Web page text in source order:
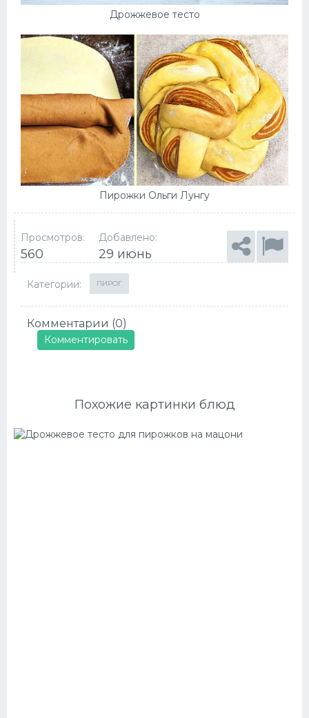
Дрожжевое тесто
Пирожки Ольги Лунгу
Просмотров:
560
Добавлено:
29 июнь
Категории: ПИРОГ
Комментарии (0)
Комментировать
Похожие картинки блюд